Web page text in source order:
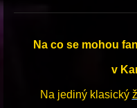
Na co se mohou
v
Na jediný klasický